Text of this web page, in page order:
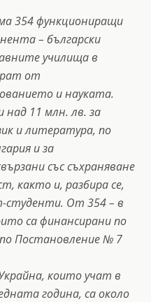
354 функциониращи
– български
училища в
от
и науката.
над 11 млн. лв. за
и литература, по
и за
със съхраняване
както и, разбира се,
студенти. От 354 – в
са финансирани по
Постановление № 7
които учат в
година, са около